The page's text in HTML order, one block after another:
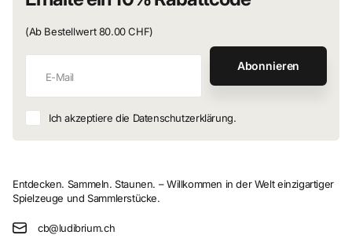
(Ab Bestellwert 80.00 CHF)
Abonnieren
Ich akzeptiere die Datenschutzerklärung.
Entdecken. Sammeln. Staunen. – Willkommen in der Welt einzigartiger
Spielzeuge und Sammlerstücke.
cb@ludibrium.ch